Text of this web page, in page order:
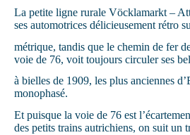
La petite ligne rurale Vöcklamarkt –
ses automotrices délicieusement rétro
métrique, tandis que le chemin de fer
voie de 76, voit toujours circuler ses
à bielles de 1909, les plus anciennes
monophasé.
Et puisque la voie de 76 est
des petits trains autrichiens, on suit un